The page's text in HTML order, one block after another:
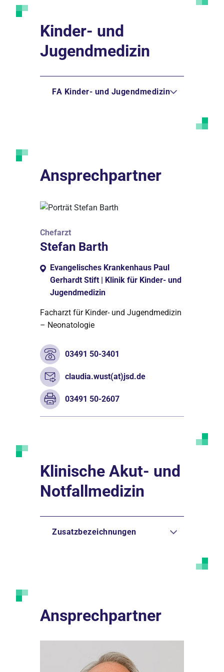
Kinder- und
Jugendmedizin
FA Kinder- und Jugendmedizin
Ansprechpartner
Chefarzt
Stefan Barth
Evangelisches Krankenhaus Paul
Gerhardt Stift | Klinik für Kinder- und
Jugendmedizin
Facharzt für Kinder- und Jugendmedizin
– Neonatologie
03491 50-3401
claudia.wust(at)jsd.de
03491 50-2607
Klinische Akut- und
Notfallmedizin
Zusatzbezeichnungen
Ansprechpartner